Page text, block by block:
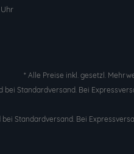
* Alle Preise inkl. gesetzl.
bei Standardversand. Bei
Standardversand. Bei